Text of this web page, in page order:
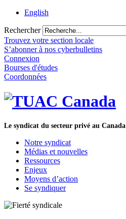
English
Rechercher
Trouvez votre section locale
S’abonner à nos cyberbulletins
Connexion
Bourses d'études
Coordonnées
Le syndicat du secteur privé au Canada
Notre syndicat
Médias et nouvelles
Ressources
Enjeux
Moyens d’action
Se syndiquer